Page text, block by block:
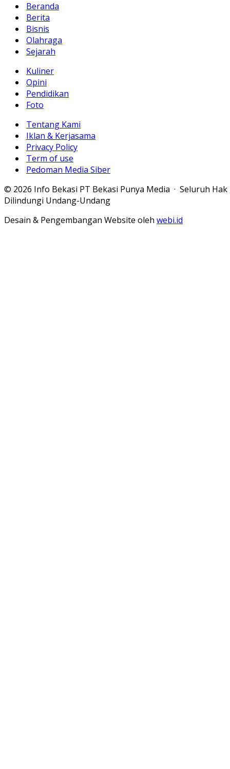
Beranda
Berita
Bisnis
Olahraga
Sejarah
Kuliner
Opini
Pendidikan
Foto
Tentang Kami
Iklan & Kerjasama
Privacy Policy
Term of use
Pedoman Media Siber
© 2026 Info Bekasi PT Bekasi Punya Media · Seluruh Hak
Dilindungi Undang-Undang
Desain & Pengembangan Website oleh webi.id